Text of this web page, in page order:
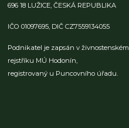
696 18 LUŽICE,ČESKÁ REPUBLIKA
IČO 01097695, DIČ CZ7559134055
Podnikatel je zapsán v živnostenském
rejstříku MÚ Hodonín,
registrovaný u Puncovního úřadu.